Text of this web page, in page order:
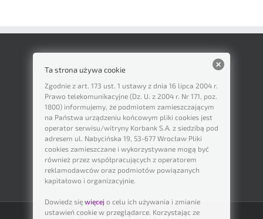
Ta strona używa cookie
Zgodnie z art. 173 ust. 1 ustawy z dnia 16 lipca 2004 r.
Prawo telekomunikacyjne (Dz. U. z 2004 r. Nr 171, poz.
1800) informujemy, że podmiotem zamieszczającym
na Państwa urządzeniu końcowym pliki cookies jest
operator serwisu/witryny Korbank S.A. z siedzibą pod
adresem ul. Nabycińska 19, 53-677 Wrocław Pliki
cookies zamieszczane i wykorzystywane mogą być
również przez współpracujących z operatorem
reklamodawców oraz podmiotów powiązanych
kapitałowo i organizacyjnie.
Dowiedz się więcej o celu ich używania i zmianie
ustawień cookie w przeglądarce. Korzystając ze